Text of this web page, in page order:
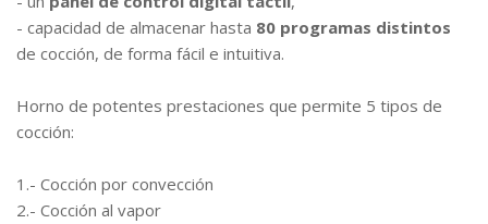
- capacidad de almacenar hasta 80 programas distintos
de cocción, de forma fácil e intuitiva.
Horno de potentes prestaciones que permite 5 tipos de
cocción:
1.- Cocción por convección
2.- Cocción al vapor